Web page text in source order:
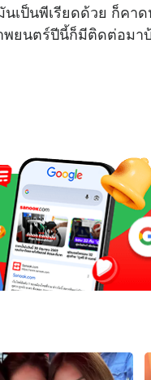
เป็นพีเรียดด้วย ก็คา
พยนตร์ปีนี้ก็มีติดต่อมา